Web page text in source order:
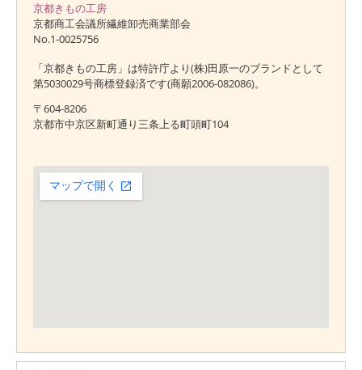
京都きもの工房
京都商工会議所繊維卸売商業部会
No.1-0025756
「京都きもの工房」は特許庁より(株)田原一のブランドとして
第5030029号商標登録済です(商願2006-082086)。
〒604-8206
京都市中京区新町通り三条上る町頭町104